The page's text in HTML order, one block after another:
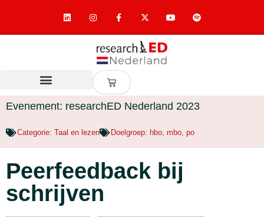
Evenement: researchED Nederland 2023
Categorie: Taal en lezen Doelgroep: hbo mbo po
Peerfeedback bij
schrijven